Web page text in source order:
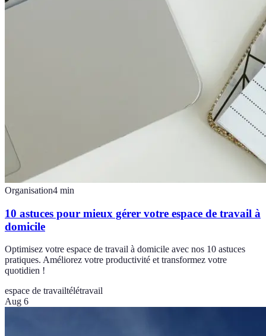
Organisation4 min
10 astuces pour mieux gérer votre espace de travail à
domicile
Optimisez votre espace de travail à domicile avec nos 10 astuces
pratiques. Améliorez votre productivité et transformez votre
quotidien !
espace de travailtélétravail
Aug 6